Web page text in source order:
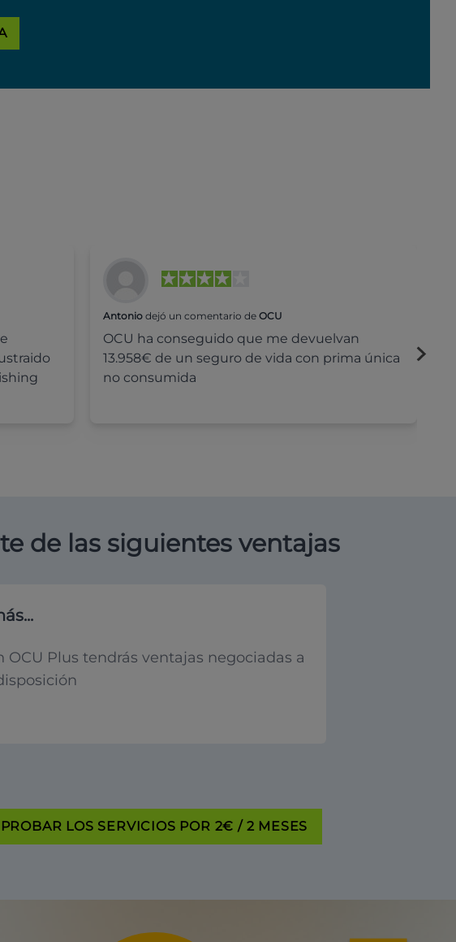
Antonio dejó un comentario deOCU
OCU ha conseguido que me devuelvan
13.958€ de un seguro de vida con prima única
no consumida
de las siguientes ventajas
OCU Plus tendrás ventajas negociadas a
LOS SERVICIOS POR 2€ / 2 MESES